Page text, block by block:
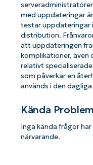
med uppdateringar
testar uppdateringar
distribution.
att uppdateringen
komplikationer, även
relativt
som påverkar en
används i den
Kända Problem
Inga kända frågor
närvarande.